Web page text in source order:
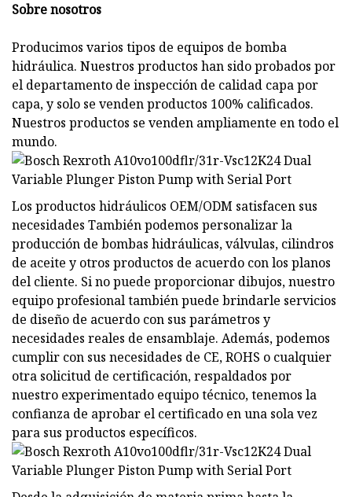
Sobre nosotros
Producimos varios tipos de equipos de bomba
hidráulica. Nuestros productos han sido probados por
el departamento de inspección de calidad capa por
capa, y solo se venden productos 100% calificados.
Nuestros productos se venden ampliamente en todo el
mundo.
Los productos hidráulicos OEM/ODM satisfacen sus
necesidades También podemos personalizar la
producción de bombas hidráulicas, válvulas, cilindros
de aceite y otros productos de acuerdo con los planos
del cliente. Si no puede proporcionar dibujos, nuestro
equipo profesional también puede brindarle servicios
de diseño de acuerdo con sus parámetros y
necesidades reales de ensamblaje. Además, podemos
cumplir con sus necesidades de CE, ROHS o cualquier
otra solicitud de certificación, respaldados por
nuestro experimentado equipo técnico, tenemos la
confianza de aprobar el certificado en una sola vez
para sus productos específicos.